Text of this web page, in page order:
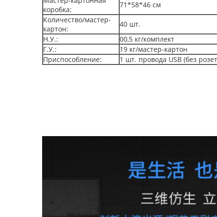
коробка:
71*58*46 см
Количество/мастер-
картон:
40 шт.
Н.У.:
00,5 кг/комплект
Г.У.:
19 кг/мастер-картон
Приспособление:
1 шт. провода USB (без